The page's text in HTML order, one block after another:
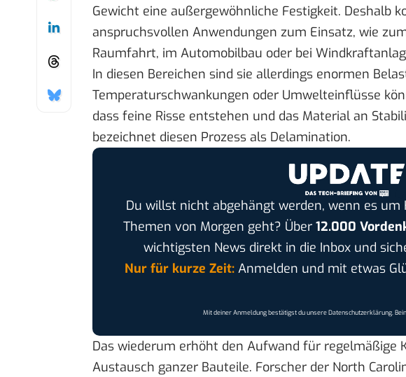
Gewicht eine außergewöhnliche Festigkeit. Deshalb
anspruchsvollen Anwendungen zum Einsatz, wie
Raumfahrt, im Automobilbau oder bei
In diesen Bereichen sind sie allerdings enormen
Temperaturschwankungen oder Umwelteinflüsse
dass feine Risse entstehen und das Material an
bezeichnet diesen Prozess als Delamination.
Du willst nicht abgehängt werden, wenn es um
Themen von Morgen geht? Über 12.000
wichtigsten News direkt in die Inbox und
Nur für kurze Zeit:Anmelden und mit etwas
Mit deiner Anmeldung bestätigst du unsereDatenschutzerklärung.
Das wiederum erhöht den Aufwand für regelmäßige
Austausch ganzer Bauteile. Forscher der North